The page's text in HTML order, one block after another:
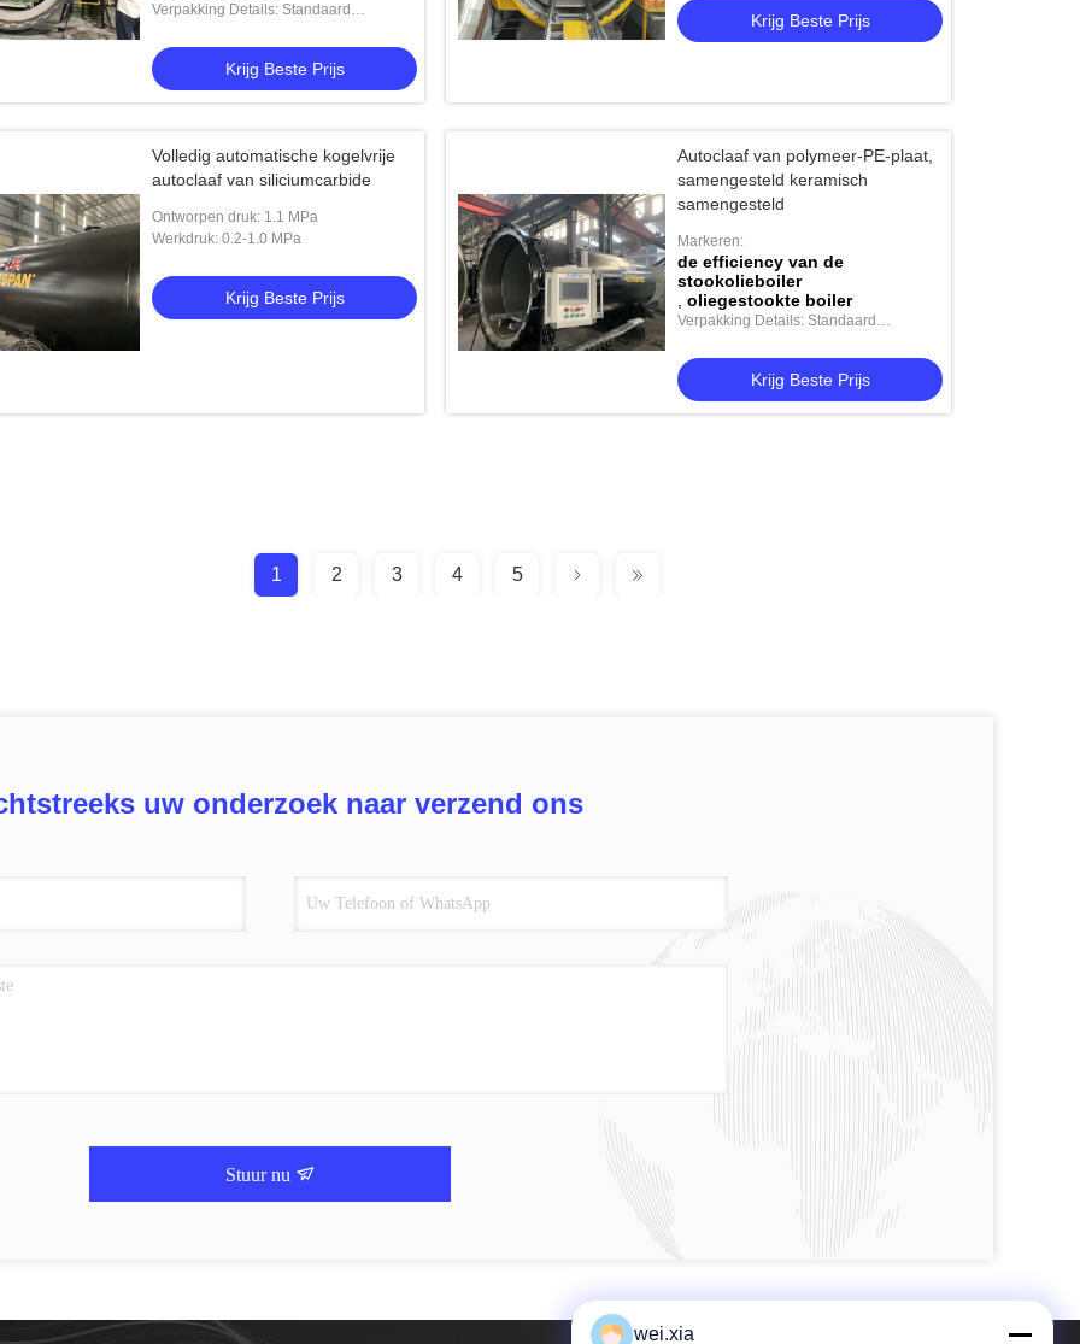
Verpakking Details: Standaard
Krijg Beste Prijs
Krijg Beste Prijs
Volledig automatische kogelvrije
autoclaaf van siliciumcarbide
Ontworpen druk: 1.1 MPa
Werkdruk: 0.2-1.0 MPa
Krijg Beste Prijs
Autoclaaf van polymeer-PE-plaat,
samengesteld keramisch
samengesteld
Markeren:
de efficiency van de
stookolieboiler
,oliegestookte boiler
Verpakking Details: Standaard
Krijg Beste Prijs
1 2 3 4 5
uw onderzoek naar verzend ons
Stuur nu
wei.xia